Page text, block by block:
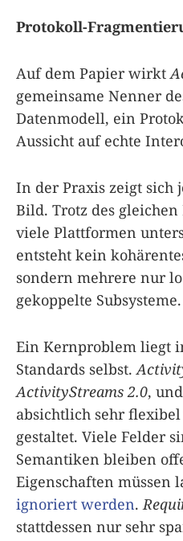
Protokoll-
Auf dem Papier wirkt
gemeinsame Nenner
Datenmodell, ein
Aussicht auf echte
In der Praxis zeigt sich
Bild. Trotz des
viele Plattformen
entsteht kein
sondern mehrere nur
gekoppelte Subsysteme.
Ein Kernproblem liegt
Standards selbst.
ActivityStreams 2.0,
absichtlich sehr
gestaltet. Viele Felder
Semantiken bleiben
Eigenschaften müssen
ignoriert werden.
stattdessen nur sehr